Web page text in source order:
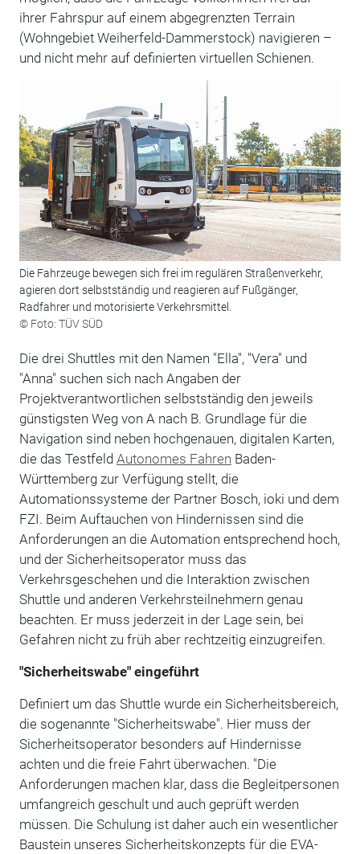
ihrer Fahrspur auf einem abgegrenzten Terrain
(Wohngebiet Weiherfeld-Dammerstock) navigieren –
und nicht mehr auf definierten virtuellen Schienen.
Die Fahrzeuge bewegen sich frei im regulären Straßenverkehr,
agieren dort selbstständig und reagieren auf Fußgänger,
Radfahrer und motorisierte Verkehrsmittel.
© Foto: TÜV SÜD
Die drei Shuttles mit den Namen "Ella", "Vera" und
"Anna" suchen sich nach Angaben der
Projektverantwortlichen selbstständig den jeweils
günstigsten Weg von A nach B. Grundlage für die
Navigation sind neben hochgenauen, digitalen Karten,
die das Testfeld Autonomes Fahren Baden-
Württemberg zur Verfügung stellt, die
Automationssysteme der Partner Bosch, ioki und dem
FZI. Beim Auftauchen von Hindernissen sind die
Anforderungen an die Automation entsprechend hoch,
und der Sicherheitsoperator muss das
Verkehrsgeschehen und die Interaktion zwischen
Shuttle und anderen Verkehrsteilnehmern genau
beachten. Er muss jederzeit in der Lage sein, bei
Gefahren nicht zu früh aber rechtzeitig einzugreifen.
"Sicherheitswabe" eingeführt
Definiert um das Shuttle wurde ein Sicherheitsbereich,
die sogenannte "Sicherheitswabe". Hier muss der
Sicherheitsoperator besonders auf Hindernisse
achten und die freie Fahrt überwachen. "Die
Anforderungen machen klar, dass die Begleitpersonen
umfangreich geschult und auch geprüft werden
müssen. Die Schulung ist daher auch ein wesentlicher
Baustein unseres Sicherheitskonzepts für die EVA-